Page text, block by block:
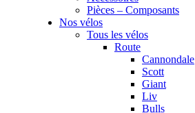
Pièces – Composants
Nos vélos
Tous les vélos
Route
Cannondale
Scott
Giant
Liv
Bulls